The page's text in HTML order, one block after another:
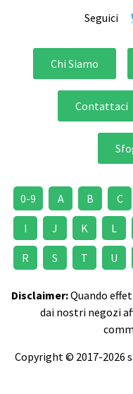
Seguici
Chi Siamo
Contattaci
0-9 A B C
I J K L
R S T U
Disclaimer:Quando
dai nostri negozi
Copyright © 2017-2026